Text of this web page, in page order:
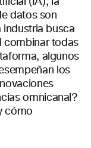
datos son
industria busca
combinar todas
algunos
los
omnicanal?
cómo